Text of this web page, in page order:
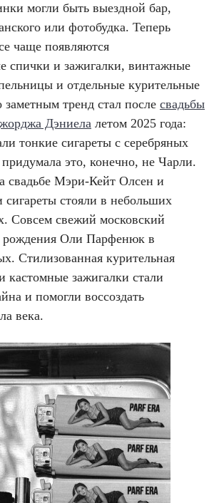
могли быть выездной бар,
или фотобудка. Теперь
чаще появляются
спички и зажигалки, винтажные
и отдельные курительные
тренд стал после свадьбы
Дэниела летом 2025 года:
тонкие сигареты с серебряных
это, конечно, не Чарли.
свадьбе Мэри-Кейт Олсен и
сигареты стояли в небольших
Совсем свежий московский
Оли Парфенюк в
Стилизованная курительная
кастомные зажигалки стали
и помогли воссоздать
века.